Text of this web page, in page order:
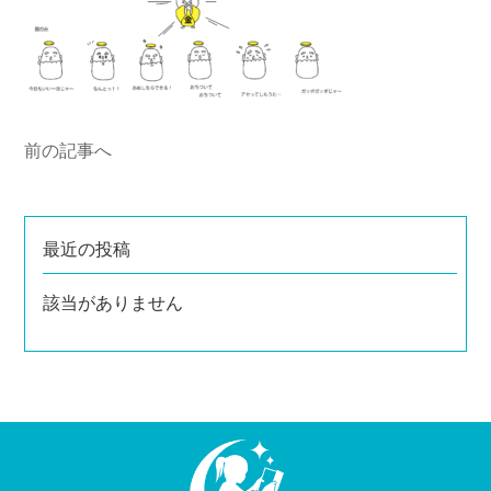
前の記事へ
最近の投稿
該当がありません